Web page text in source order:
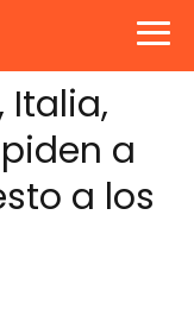
Italia,
a
a los